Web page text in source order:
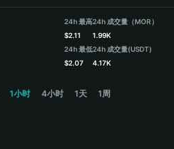
24h 最高
$2.11
24h 最低
$2.07
24h 成交量（MOR）
1.99K
24h 成交量(USDT)
4.17K
1小时 4小时 1天 1周